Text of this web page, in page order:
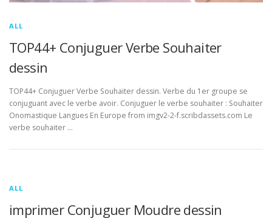
ALL
TOP44+ Conjuguer Verbe Souhaiter
dessin
TOP44+ Conjuguer Verbe Souhaiter dessin. Verbe du 1er groupe se
conjuguant avec le verbe avoir. Conjuguer le verbe souhaiter : Souhaiter
Onomastique Langues En Europe from imgv2-2-f.scribdassets.com Le
verbe souhaiter …
ALL
imprimer Conjuguer Moudre dessin